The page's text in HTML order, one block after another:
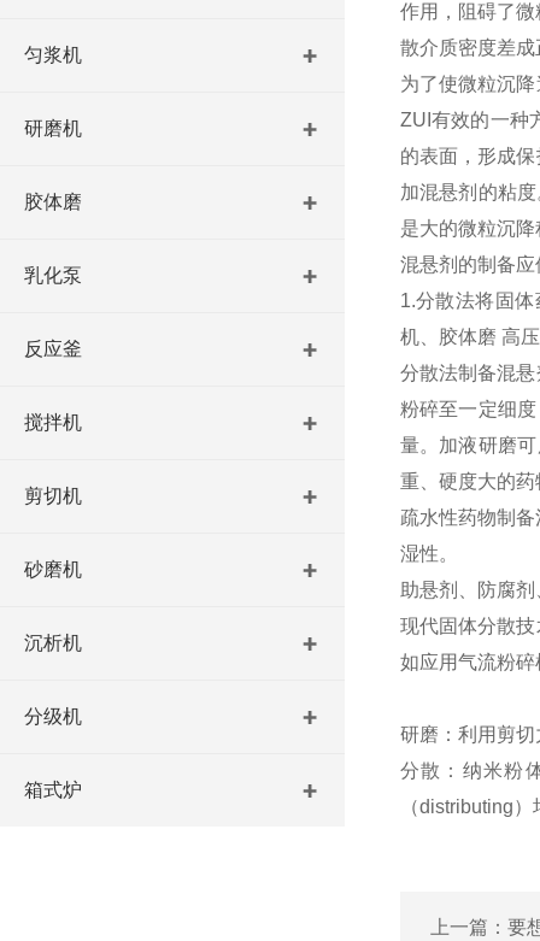
匀浆机
研磨机
胶体磨
乳化泵
反应釜
搅拌机
剪切机
砂磨机
沉析机
分级机
箱式炉
作用，阻碍了
散介质密度差
为了使微粒沉
ZUI有效的一种
的表面，形成
加混悬剂的粘
是大的微粒沉
混悬剂的制备
1.分散法将固
机、胶体磨 高
分散法制备混
粉碎至一定细
量。加液研磨
重、硬度大的药
疏水性药物制
湿性。
助悬剂、防腐
现代固体分散
如应用气流粉
研磨：利用剪
分散：纳米粉
（distributing
上一篇： 要